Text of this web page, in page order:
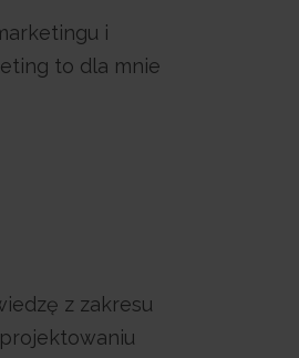
i
to dla mnie
z zakresu